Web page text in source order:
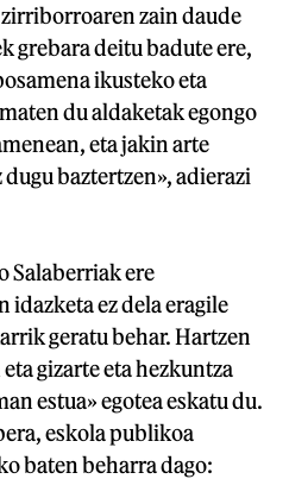
zain daude
grebara deitu badute ere,
ikusteko eta
du aldaketak egongo
eta jakin arte
baztertzen», adierazi
Salaberriak ere
idazketa ez dela eragile
geratu behar. Hartzen
gizarte eta hezkuntza
estua» egotea eskatu du.
eskola publikoa
baten beharra dago: